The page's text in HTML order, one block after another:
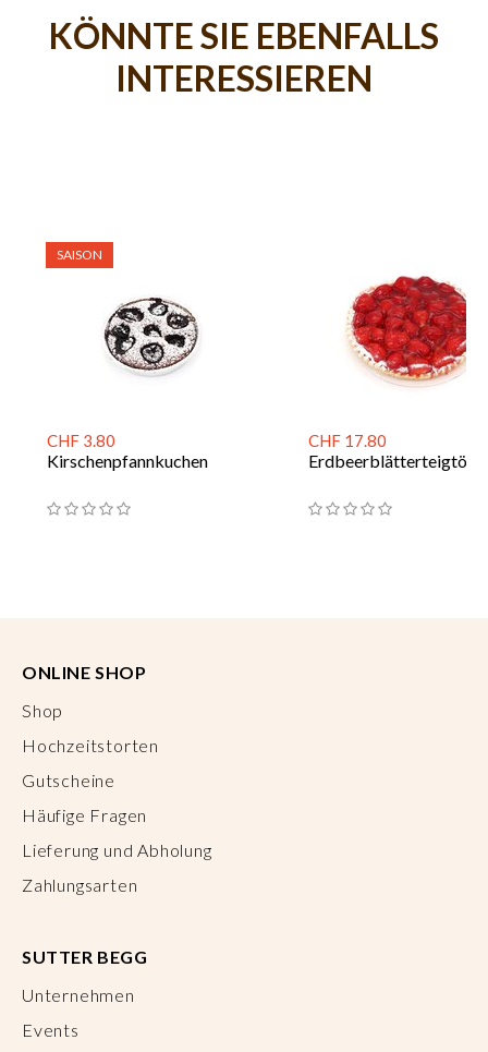
KÖNNTE SIE EBENFALLS
INTERESSIEREN
CHF 3.80
Kirschenpfannkuchen
SAISON
CHF 17.80
Erdbeerblätterteigtörtli
ONLINE SHOP
Shop
Hochzeitstorten
Gutscheine
Häufige Fragen
Lieferung und Abholung
Zahlungsarten
SUTTER BEGG
Unternehmen
Events